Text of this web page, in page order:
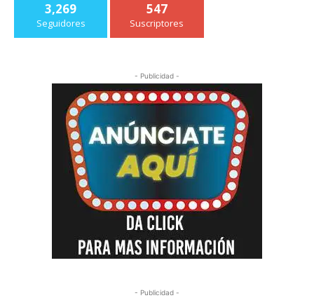
3,269
Seguidores
547
Suscriptores
- Publicidad -
- Publicidad -